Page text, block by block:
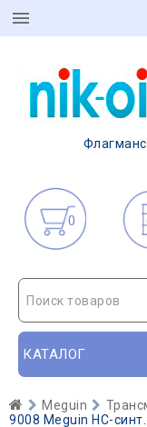
0
Поиск товаров
КАТАЛОГ
Meguin
9008 Meguin НС-